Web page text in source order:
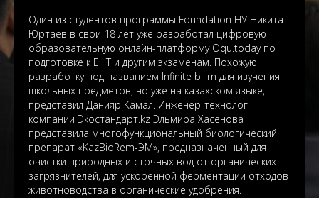
Один из студентов программы Foundation НУ Никита
Юртаев в свои 18 лет уже разработал цифровую
образовательную онлайн-платформу Oqu.today по
подготовке к ЕНТ и другим экзаменам. Похожую
разработку под названием Infinite bilim для изучения
школьных предметов, но уже на казахском языке,
представил Данияр Камал. Инженер-технолог
компании Экостандарт.kz Эльмира Хасенова
представила многофункциональный биологический
препарат «KazBioRem-ЭМ», предназначенный для
очистки природных и сточных вод от органических
загрязнителей, для ускоренной ферментации отходов
животноводства в органические удобрения.